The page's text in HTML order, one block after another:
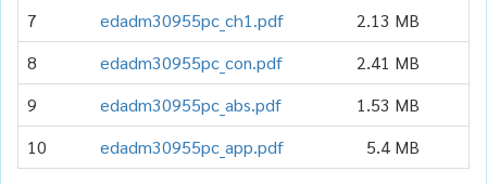
7
edadm30955pc_ch1.pdf
2.13 MB
8
edadm30955pc_con.pdf
2.41 MB
9
edadm30955pc_abs.pdf
1.53 MB
10
edadm30955pc_app.pdf 5.4 MB